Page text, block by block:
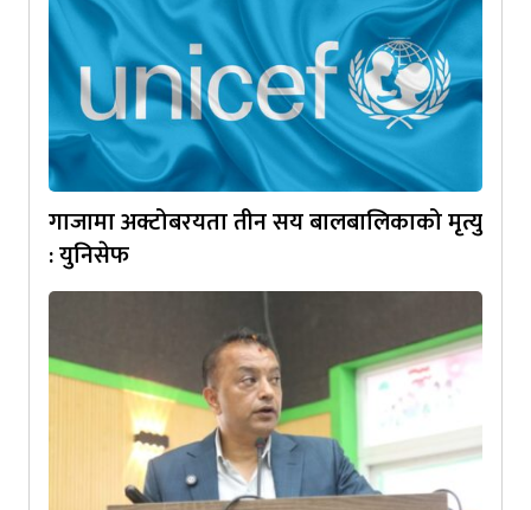
गाजामा अक्टोबरयता तीन सय बालबालिकाको मृत्यु
: युनिसेफ